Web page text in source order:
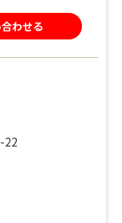
わせる
22